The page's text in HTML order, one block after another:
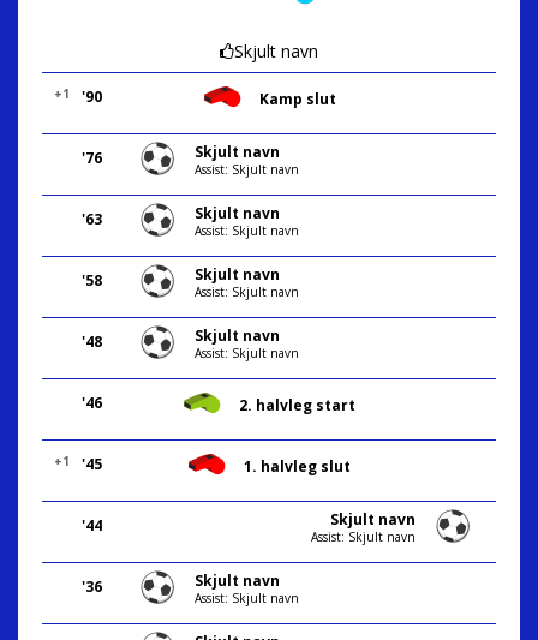
Skjult navn
'90
+1 Kamp slut
'76 Skjult navn
Assist: Skjult navn
'63 Skjult navn
Assist: Skjult navn
'58 Skjult navn
Assist: Skjult navn
'48 Skjult navn
Assist: Skjult navn
'46 2. halvleg start
'45
+1 1. halvleg slut
'44 Skjult navn
Assist: Skjult navn
'36 Skjult navn
Assist: Skjult navn